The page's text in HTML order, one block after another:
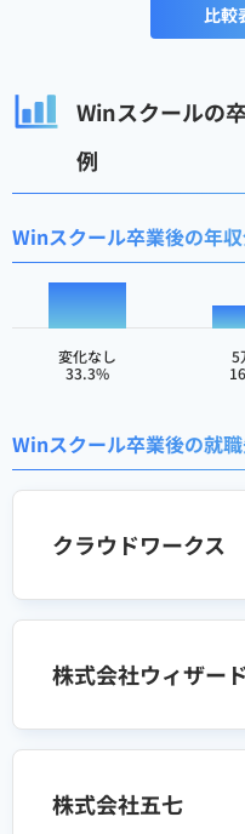
比較
Winスクールの
例
Winスクール卒業後の年
変化なし
33.3%
5
Winスクール卒業後の就
クラウドワークス
株式会社ウィザード
株式会社五七